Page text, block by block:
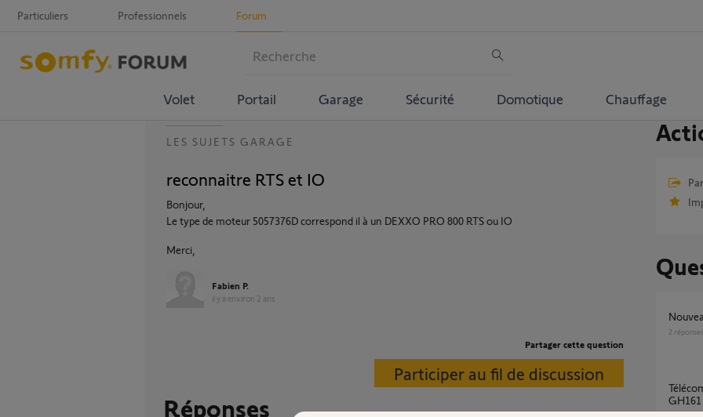
Particuliers Professionnels Forum
Volet Portail Garage Sécurité Domotique Chauffage
LES SUJETS GARAGE
reconnaitre RTS et IO
Bonjour,
Le type de moteur 5057376D correspond il à un DEXXO PRO 800 RTS ou IO
Merci,
Fabien P.
il y a environ 2 ans
Partager cette question
Participer au fil de discussion
Réponses
2 réponses
Télécommande volet solus transmitter
GH161